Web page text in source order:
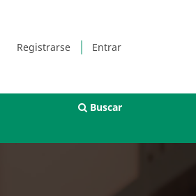
Registrarse Entrar
Buscar